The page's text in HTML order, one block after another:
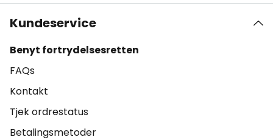
Kundeservice
Benyt fortrydelsesretten
FAQs
Kontakt
Tjek ordrestatus
Betalingsmetoder